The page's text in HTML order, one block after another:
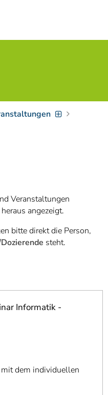
4]
zur
Veranstaltungen
angezeigt.
bitte direkt die Person,
steht.
Informatik -
dem individuellen